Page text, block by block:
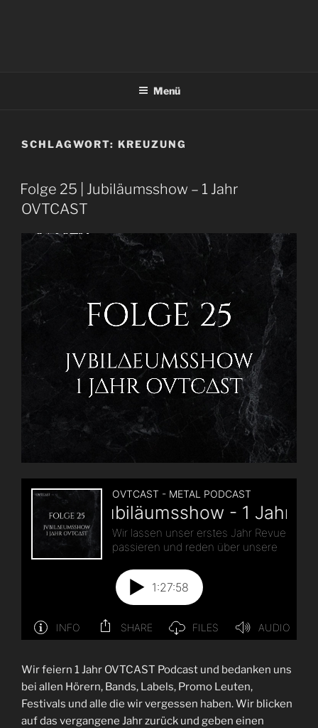
Menü
SCHLAGWORT: KREUZUNG
Folge 25 | Jubiläumsshow – 1 Jahr
OVTCAST
Wir feiern 1 Jahr OVTCAST Podcast und bedanken uns
bei allen Hörern, Bands, Labels, Promo Leuten,
Festivals und alle die wir vergessen haben. Wir blicken
auf das vergangene Jahr zurück und geben einen